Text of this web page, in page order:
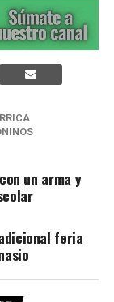
un arma y
feria